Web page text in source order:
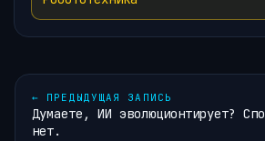
← ПРЕДЫДУЩАЯ ЗАПИСЬ
Думаете, ИИ эволюционтирует?
нет.